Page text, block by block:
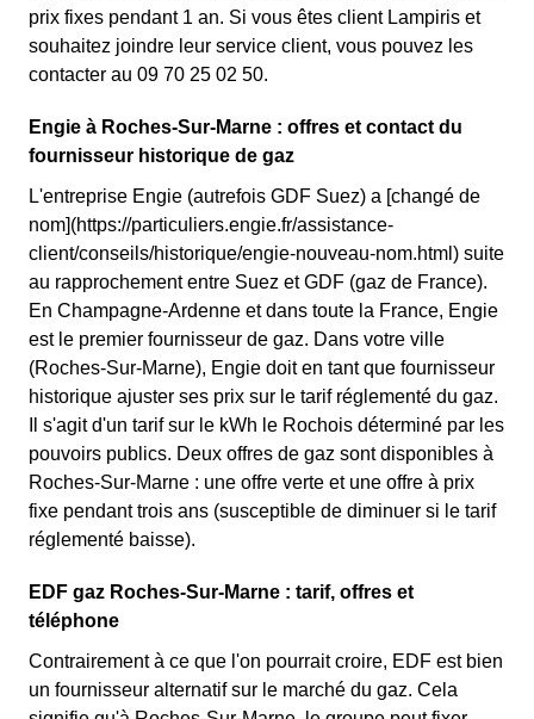
prix fixes pendant 1 an. Si vous êtes client Lampiris et
souhaitez joindre leur service client, vous pouvez les
contacter au 09 70 25 02 50.
Engie à Roches-Sur-Marne : offres et contact du
fournisseur historique de gaz
L'entreprise Engie (autrefois GDF Suez) a [changé de
nom](https://particuliers.engie.fr/assistance-
client/conseils/historique/engie-nouveau-nom.html) suite
au rapprochement entre Suez et GDF (gaz de France).
En Champagne-Ardenne et dans toute la France, Engie
est le premier fournisseur de gaz. Dans votre ville
(Roches-Sur-Marne), Engie doit en tant que fournisseur
historique ajuster ses prix sur le tarif réglementé du gaz.
Il s'agit d'un tarif sur le kWh le Rochois déterminé par les
pouvoirs publics. Deux offres de gaz sont disponibles à
Roches-Sur-Marne : une offre verte et une offre à prix
fixe pendant trois ans (susceptible de diminuer si le tarif
réglementé baisse).
EDF gaz Roches-Sur-Marne : tarif, offres et
téléphone
Contrairement à ce que l'on pourrait croire, EDF est bien
un fournisseur alternatif sur le marché du gaz. Cela